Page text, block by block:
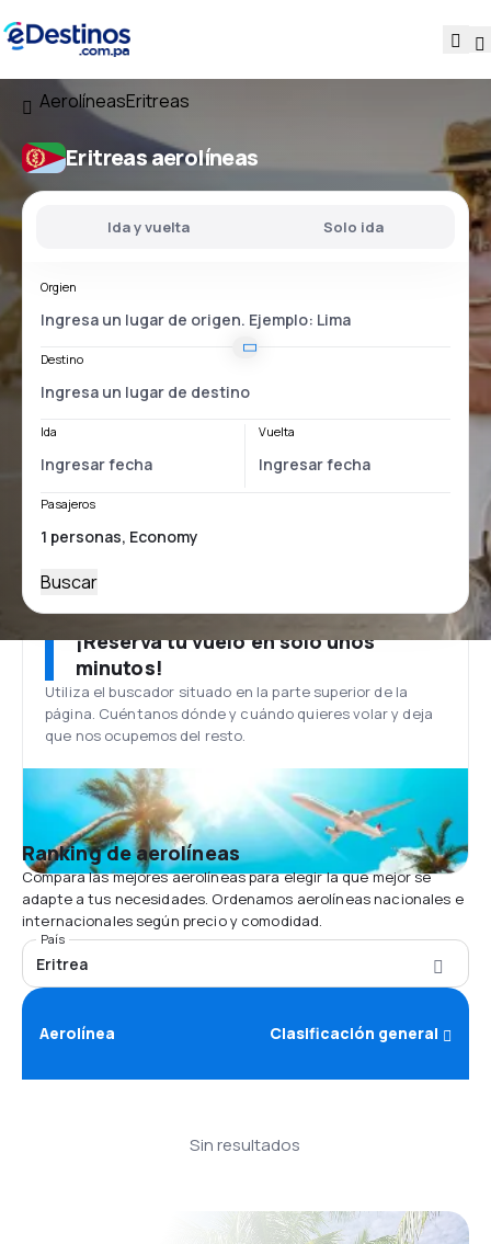
AerolíneasEritreas
Eritreas aerolíneas
Ida y vuelta Solo ida
Orgien
Destino
Ida Vuelta
Pasajeros
Buscar
¡Reserva tu vuelo en solo unos
minutos!
Utiliza el buscador situado en la parte superior de la
página. Cuéntanos dónde y cuándo quieres volar y deja
que nos ocupemos del resto.
Ranking de aerolíneas
Compara las mejores aerolíneas para elegir la que mejor se
adapte a tus necesidades. Ordenamos aerolíneas nacionales e
internacionales según precio y comodidad.
País
Eritrea
Aerolínea Clasificación general
Sin resultados